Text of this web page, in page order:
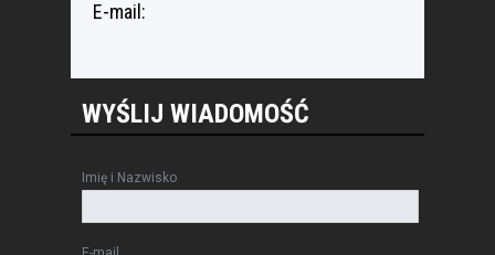
E-mail:
WYŚLIJ WIADOMOŚĆ
Imię i Nazwisko